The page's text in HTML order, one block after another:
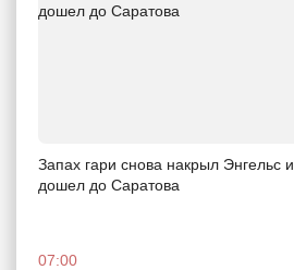
Запах гари снова накрыл Энгельс и
дошел до Саратова
07:00